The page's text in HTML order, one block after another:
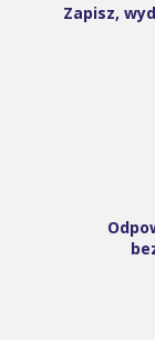
Zapisz,